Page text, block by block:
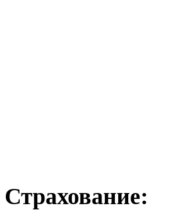
Страхование: